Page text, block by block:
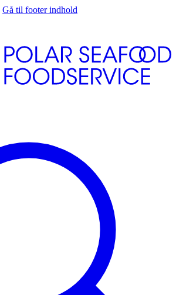
Gå til footer indhold